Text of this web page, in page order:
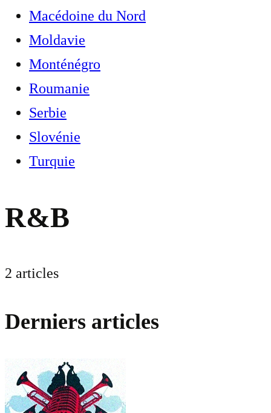
Macédoine du Nord
Moldavie
Monténégro
Roumanie
Serbie
Slovénie
Turquie
R&B
2 articles
Derniers articles